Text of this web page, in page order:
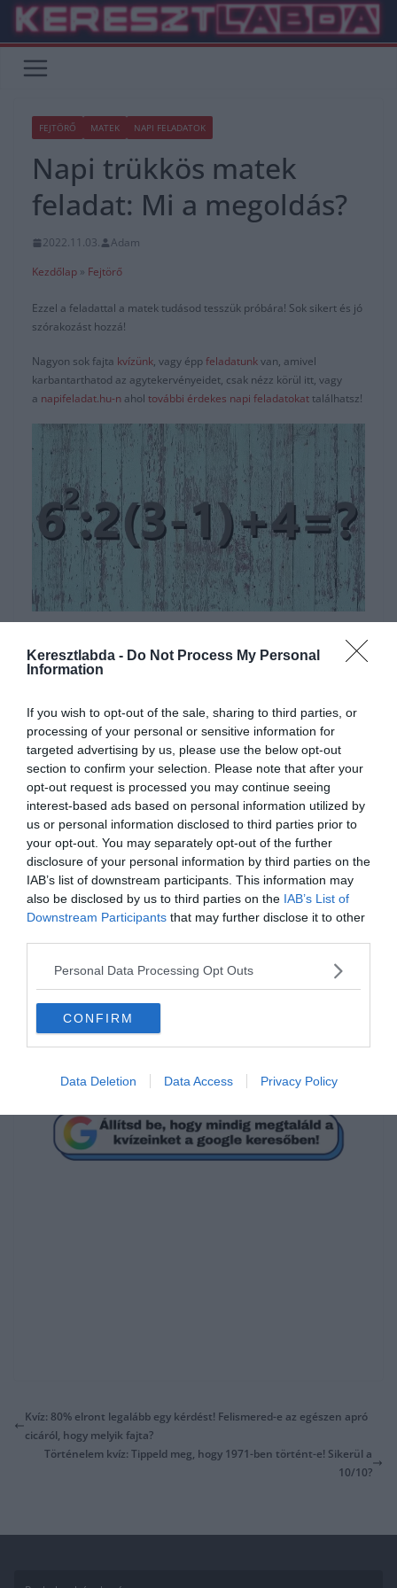
Keresztlabda - Do Not Process My Personal
Information
If you wish to opt-out of the sale, sharing to third parties, or
processing of your personal or sensitive information for
targeted advertising by us, please use the below opt-out
section to confirm your selection. Please note that after your
opt-out request is processed you may continue seeing
interest-based ads based on personal information utilized by
us or personal information disclosed to third parties prior to
your opt-out. You may separately opt-out of the further
disclosure of your personal information by third parties on the
IAB’s list of downstream participants. This information may
also be disclosed by us to third parties on the IAB’s List of
Downstream Participants that may further disclose it to other
Personal Data Processing Opt Outs
CONFIRM
Data Deletion Data Access Privacy Policy
Skip
content
FEJTÖRŐ MATEK NAPI FELADATOK
Napi trükkös matek
feladat: Mi a megoldás?
2022.11.03.
Adam
Kezdőlap » Fejtörő
Ezzel a feladattal a matek tudásod tesszük próbára! Sok sikert és jó
szórakozást hozzá!
Nagyon sok fajta kvízünk, vagy éppfeladatunkvan, amivel
karbantarthatod az agytekervényeidet, csak nézz körül itt, vagy
a napifeladat.hu-n ahol további érdekes napi feladatokattalálhatsz!
Mi a megoldás?
54
40
10
Kvíz: 80% elront legalább egy kérdést! Felismered-e az egészen apró
cicáról, hogy melyik fajta?
Történelem kvíz: Tippeld meg, hogy 1971-ben történt-e! Sikerül a
10/10?